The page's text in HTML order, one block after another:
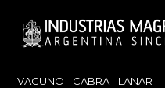
VACUNO CABRA LANAR